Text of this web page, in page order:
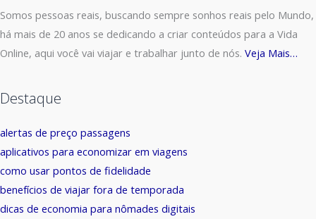
Somos pessoas reais, buscando sempre sonhos reais pelo Mundo,
há mais de 20 anos se dedicando a criar conteúdos para a Vida
Online, aqui você vai viajar e trabalhar junto de nós. Veja Mais…
Destaque
alertas de preço passagens
aplicativos para economizar em viagens
como usar pontos de fidelidade
benefícios de viajar fora de temporada
dicas de economia para nômades digitais